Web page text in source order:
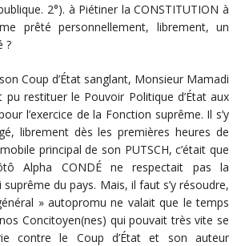
2°). à Piétiner la CONSTITUTION à
prêté personnellement, librement, un
?
Coup d’État sanglant, Monsieur Mamadi
pu restituer le Pouvoir Politique d’État aux
l’exercice de la Fonction suprême. Il s’y
librement dès les premières heures de
principal de son PUTSCH, c’était que
Alpha CONDÉ ne respectait pas la
du pays. Mais, il faut s’y résoudre,
» autopromu ne valait que le temps
Concitoyen(nes) qui pouvait très vite se
contre le Coup d’État et son auteur